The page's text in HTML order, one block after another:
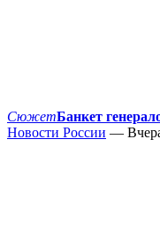
СюжетБанкет
Новости России —